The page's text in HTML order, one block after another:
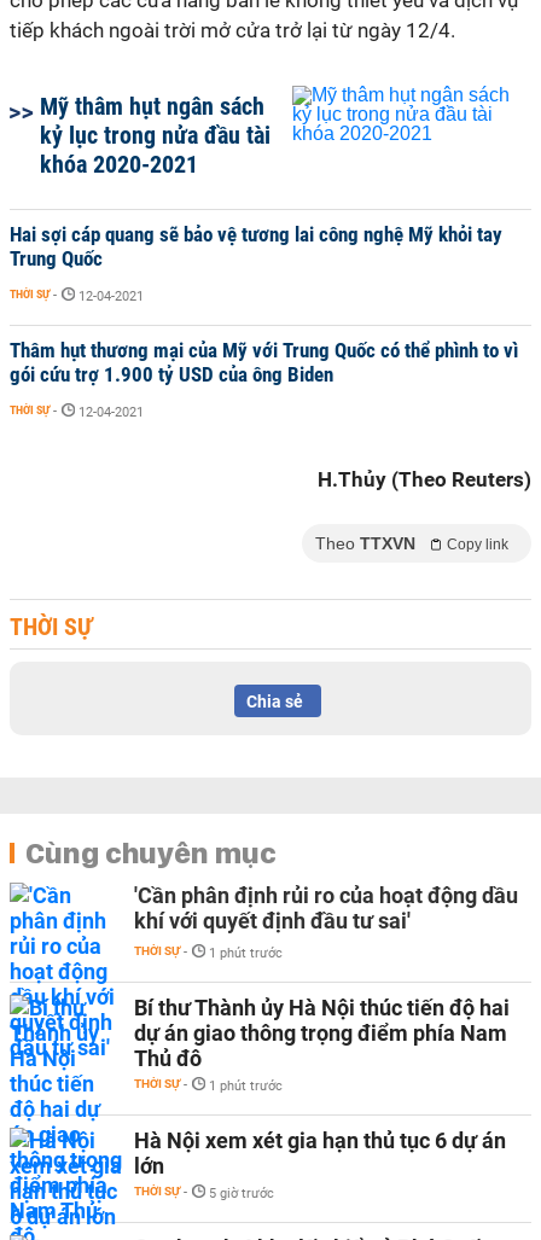
tiếp khách ngoài trời mở cửa trở lại từ ngày 12/4.
Mỹ thâm hụt ngân sách
kỷ lục trong nửa đầu tài
khóa 2020-2021
Hai sợi cáp quang sẽ bảo vệ tương lai công nghệ Mỹ khỏi tay
Trung Quốc
THỜI SỰ - 12-04-2021
Thâm hụt thương mại của Mỹ với Trung Quốc có thể phình to vì
gói cứu trợ 1.900 tỷ USD của ông Biden
THỜI SỰ - 12-04-2021
H.Thủy (Theo Reuters)
Theo TTXVN Copy link
THỜI SỰ
Chia sẻ
Cùng chuyên mục
'Cần phân định rủi ro của hoạt động dầu
khí với quyết định đầu tư sai'
THỜI SỰ - 1 phút trước
Bí thư Thành ủy Hà Nội thúc tiến độ hai
dự án giao thông trọng điểm phía Nam
Thủ đô
THỜI SỰ - 1 phút trước
Hà Nội xem xét gia hạn thủ tục 6 dự án
lớn
THỜI SỰ - 5 giờ trước